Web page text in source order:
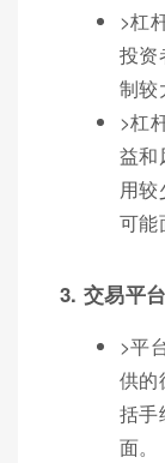
>杠
投资
制较
>杠
益和
用较
可能
3. 交易平
>平
供的
括手
面。